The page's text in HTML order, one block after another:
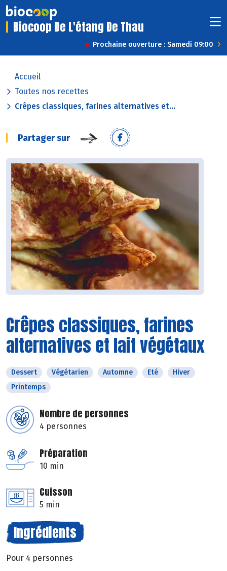
Biocoop De L'étang De Thau
Prochaine ouverture : Samedi 09:00
Accueil
Toutes nos recettes
Crêpes classiques, farines alternatives et...
Partager sur
Crêpes classiques, farines
alternatives et lait végétaux
Dessert Végétarien Automne Eté
Hiver
Printemps
Nombre de personnes
4 personnes
Préparation
10 min
Cuisson
5 min
Ingrédients
Pour 4 personnes